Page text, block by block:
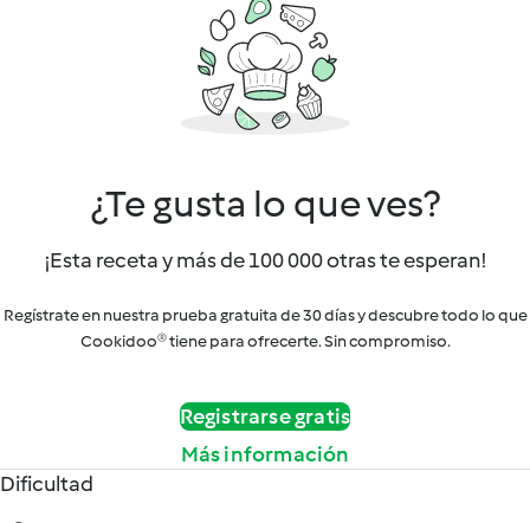
¿Te gusta lo que ves?
¡Esta receta y más de 100 000 otras te esperan!
Regístrate en nuestra prueba gratuita de 30 días y descubre todo lo que
Cookidoo® tiene para ofrecerte. Sin compromiso.
Registrarse gratis
Más información
Dificultad